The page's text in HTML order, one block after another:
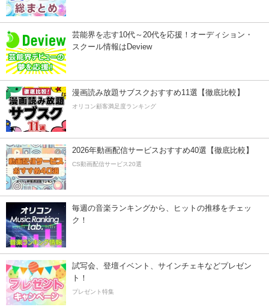
芸能界を志す10代～20代を応援！オーディション・
スクール情報はDeview
漫画読み放題サブスクおすすめ11選【徹底比較】
オリコン顧客満足度ランキング
2026年動画配信サービスおすすめ40選【徹底比較】
CS動画配信サービス20選
毎週の音楽ランキングから、ヒットの推移をチェッ
ク！
試写会、登壇イベント、サインチェキなどプレゼン
ト！
プレゼント特集